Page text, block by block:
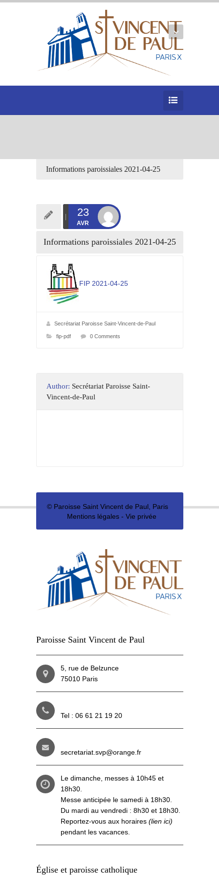
Informations paroissiales 2021-04-25
23
AVR
Informations paroissiales 2021-04-25
FIP 2021-04-25
Secrétariat Paroisse Saint-Vincent-de-Paul
fip-pdf 0 Comments
Author: Secrétariat Paroisse Saint-
Vincent-de-Paul
© Paroisse Saint Vincent de Paul, Paris
Mentions légales- Vie privée
Paroisse Saint Vincent de Paul
5, rue de Belzunce
75010 Paris
Tel : 06 61 21 19 20
secretariat.svp@orange.fr
Le dimanche, messes à 10h45 et
18h30.
Messe anticipée le samedi à 18h30.
Du mardi au vendredi : 8h30 et 18h30.
Reportez-vous aux horaires (lien ici)
pendant les vacances.
Église et paroisse catholique